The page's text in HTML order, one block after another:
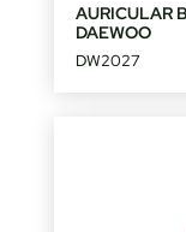
AURICULAR
DAEWOO
DW2027